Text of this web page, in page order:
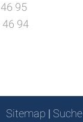
95
46 94
Sitemap | Suche